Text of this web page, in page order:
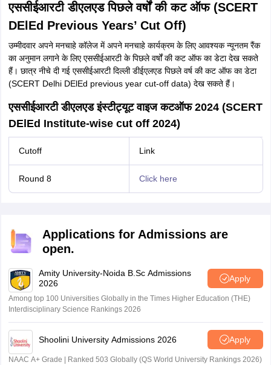
एससीईआरटी डीएलएड पिछले वर्षों की कट ऑफ (SCERT
DElEd Previous Years’ Cut Off)
उम्मीदवार अपने मनचाहे कॉलेज में अपने मनचाहे कार्यक्रम के लिए आवश्यक न्यूनतम रैंक
का अनुमान लगाने के लिए एससीईआरटी के पिछले वर्षों की कट ऑफ का डेटा देख सकते
हैं। छात्र नीचे दी गई एससीईआरटी दिल्ली डीईएलएड पिछले वर्ष की कट ऑफ का डेटा
(SCERT Delhi DElEd previous year cut-off data) देख सकते हैं।
एससीईआरटी डीएलएड इंस्टीट्यूट वाइज कटऑफ 2024 (SCERT
DElEd Institute-wise cut off 2024)
Cutoff Link
Round 8 Click here
Applications for Admissions are
open.
Amity University-Noida B.Sc Admissions
2026
Apply
Among top 100 Universities Globally in the Times Higher Education (THE)
Interdisciplinary Science Rankings 2026
Shoolini University Admissions 2026 Apply
NAAC A+ Grade | Ranked 503 Globally (QS World University Rankings 2026)